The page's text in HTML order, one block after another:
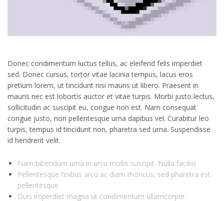
Donec condimentum luctus tellus, ac eleifend felis imperdiet
sed. Donec cursus, tortor vitae lacinia tempus, lacus eros
pretium lorem, ut tincidunt nisi mauris ut libero. Praesent in
mauris nec est lobortis auctor et vitae turpis. Morbi justo lectus,
sollicitudin ac suscipit eu, congue non est. Nam consequat
congue justo, non pellentesque urna dapibus vel. Curabitur leo
turpis, tempus id tincidunt non, pharetra sed urna. Suspendisse
id hendrerit velit.
Nam bibendum urna in arcu mollis suscipit. Nulla facilisi
Pellentesque finibus arcu ac diam rhoncus, sed pharetra est
pellentesque
Duis imperdiet magna ut condimentum ullamcorper.